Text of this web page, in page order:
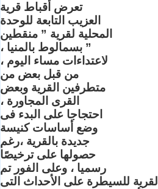
تعرض أقباط قرية
العزيب التابعة للوحدة
المحلية لقرية ” منقطين
” بسمالوط بالمنيا ،
لاعتداءات مساء اليوم ،
من قبل بعض من
متطرفين القرية وبعض
القرى المجاورة ،
احتجاجا على البدء فى
وضع أساسات كنيسة
جديدة بالقرية ،رغم
حصولها على ترخيصًا
رسميا ، وعلى الفور تم
للسيطرة على الأحداث التى